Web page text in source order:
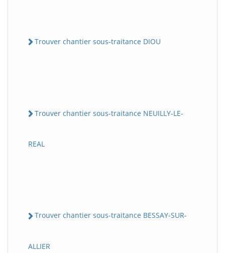
Trouver chantier sous-traitance DIOU
Trouver chantier sous-traitance NEUILLY-LE-
REAL
Trouver chantier sous-traitance BESSAY-SUR-
ALLIER